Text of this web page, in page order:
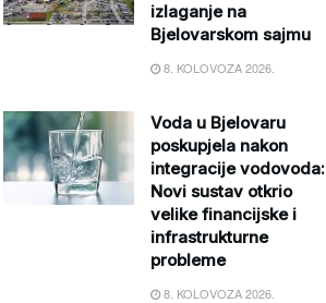
izlaganje na
Bjelovarskom sajmu
8. KOLOVOZA 2026.
Voda u Bjelovaru
poskupjela nakon
integracije vodovoda:
Novi sustav otkrio
velike financijske i
infrastrukturne
probleme
8. KOLOVOZA 2026.